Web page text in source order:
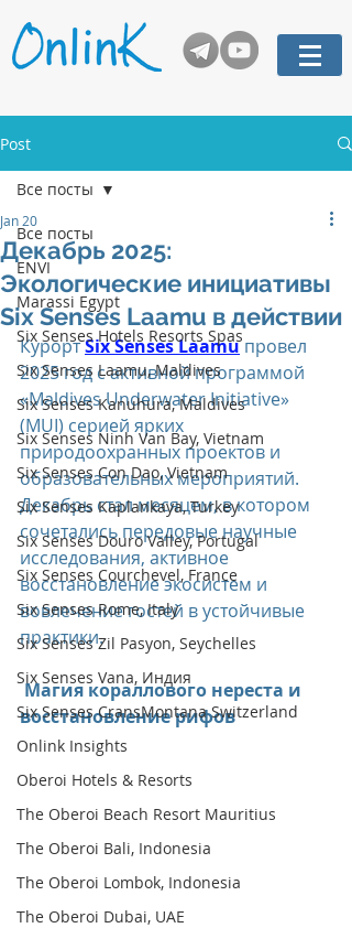
Post
Все посты
ENVI
Marassi Egypt
Six Senses Hotels Resorts Spas
Six Senses Laamu, Maldives
Six Senses Kanuhura, Maldives
Six Senses Ninh Van Bay, Vietnam
Six Senses Con Dao, Vietnam
Six Senses Kaplankaya, Turkey
Six Senses Douro Valley, Portugal
Six Senses Courchevel, France
Six Senses Rome, Italy
Six Senses Zil Pasyon, Seychelles
Six Senses Vana, Индия
Six Senses CransMontana Switzerland
Onlink Insights
Oberoi Hotels & Resorts
The Oberoi Beach Resort Mauritius
The Oberoi Bali, Indonesia
The Oberoi Lombok, Indonesia
The Oberoi Dubai, UAE
Все посты
Декабрь 2025:
Экологические инициативы
Six Senses Laamu в действии
Jan 20
Курорт Six Senses Laamu провел
2025 год с активной программой
«Maldives Underwater Initiative»
(MUI) серией ярких
природоохранных проектов и
образовательных мероприятий.
Декабрь стал месяцем, в котором
сочетались передовые научные
исследования, активное
восстановление экосистем и
вовлечение гостей в устойчивые
практики.
Магия кораллового нереста и
восстановление рифов